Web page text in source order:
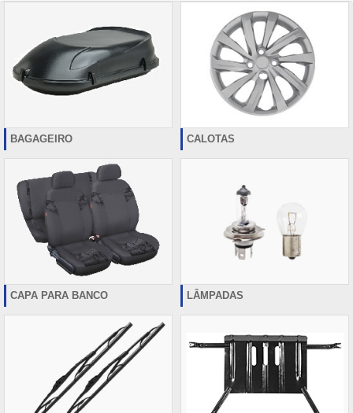
BAGAGEIRO CALOTAS
CAPA PARA BANCO LÂMPADAS